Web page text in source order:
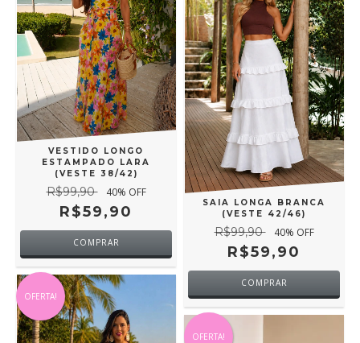
VESTIDO LONGO
ESTAMPADO LARA
(VESTE 38/42)
R$99,90 40% OFF
R$59,90
COMPRAR
SAIA LONGA BRANCA
(VESTE 42/46)
R$99,90 40% OFF
R$59,90
COMPRAR
OFERTA!
OFERTA!